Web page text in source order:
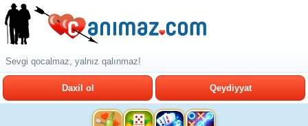
Sevgi qocalmaz, yalnız qalınmaz!
Daxil ol Qeydiyyat